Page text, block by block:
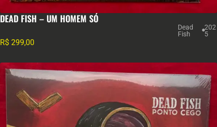
DEAD FISH – UM HOMEM SÓ
Dead
Fish
202
5
R$ 299,00